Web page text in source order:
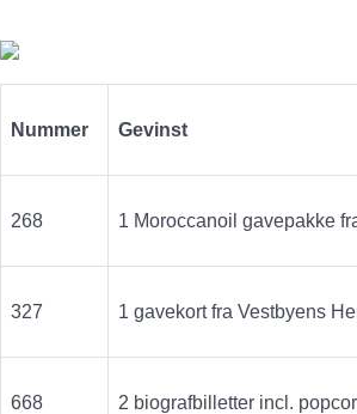
Nummer Gevinst
268 1 Moroccanoil gavepakke
327 1 gavekort fra Vestbyens
668 2 biografbilletter incl.